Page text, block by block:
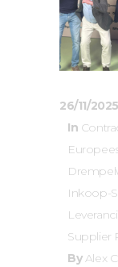
26/11/2025
In
Inkoop-
Supplier
ByAlex